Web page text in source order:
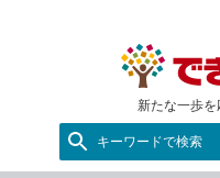
新たな一歩
キーワードで検索